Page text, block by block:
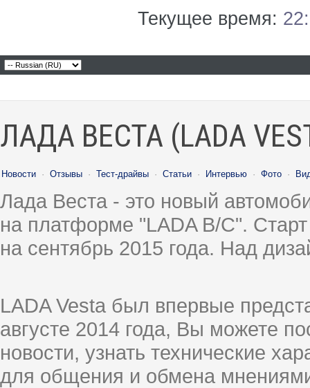
Текущее время:
ЛАДА ВЕСТА (LADA
Новости · Отзывы · Тест-драйвы · Статьи · Интервью · Фото ·
Лада Веста - это новый
на платформе "LADA B/C".
на сентябрь 2015 года. Над
LADA Vesta был впервые
августе 2014 года, Вы можете
новости, узнать технические
для общения и обмена